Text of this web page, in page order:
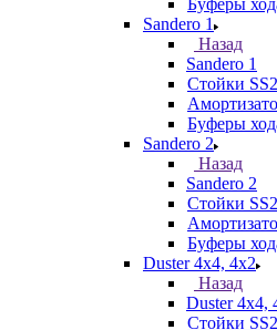
Буферы
Sandero 1
Назад
Sandero 1
Стойки
Буферы
Sandero 2
Назад
Sandero 2
Стойки
Буферы
Duster 4х4, 4x2
Назад
Duster 4х4,
Стойки